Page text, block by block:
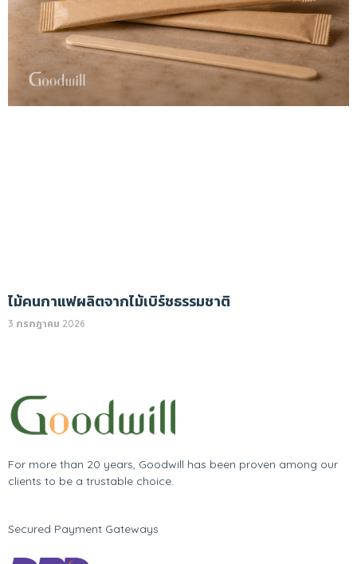
ไม้คนกาแฟผลิตจากไม้เบิร์ชธรรมชาติ
3 กรกฎาคม 2026
For more than 20 years, Goodwill has been proven among our
clients to be a trustable choice.
Secured Payment Gateways